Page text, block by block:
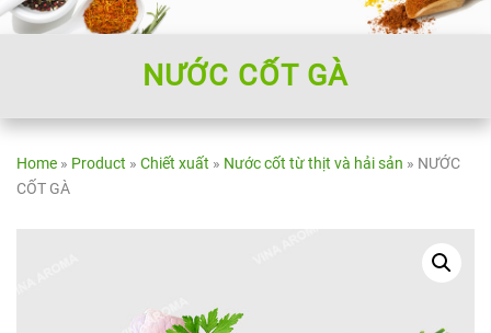
DỊCH VỤ TIN TỨC
NƯỚC CỐT GÀ
Home » Product » Chiết xuất » Nước cốt từ thịt và hải sản » NƯỚC
CỐT GÀ